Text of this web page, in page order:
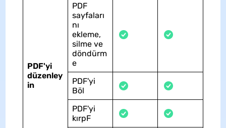
PDF'yi
düzenley
in
PDF
sayfaları
nı
ekleme,
silme ve
döndürm
e
PDF'yi
Böl
PDF'yi
kırpF